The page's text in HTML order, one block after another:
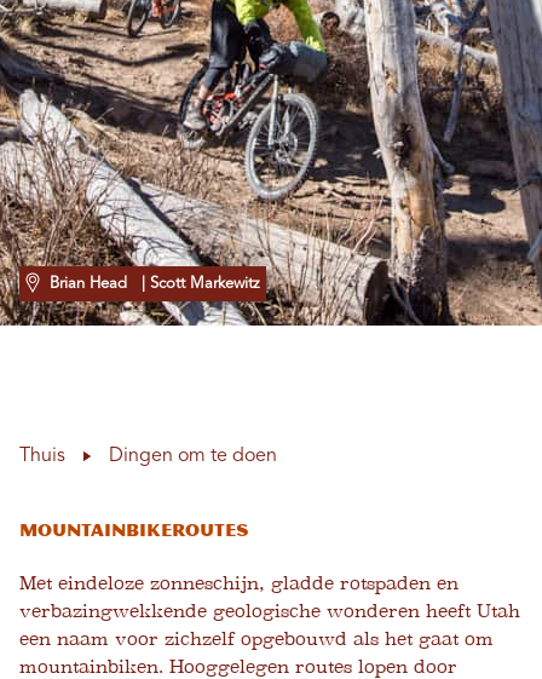
Brian Head | Scott Markewitz
Thuis Dingen om te doen
Mountainbikeroutes
Met eindeloze zonneschijn, gladde rotspaden en
verbazingwekkende geologische wonderen heeft Utah
een naam voor zichzelf opgebouwd als het gaat om
mountainbiken. Hooggelegen routes lopen door